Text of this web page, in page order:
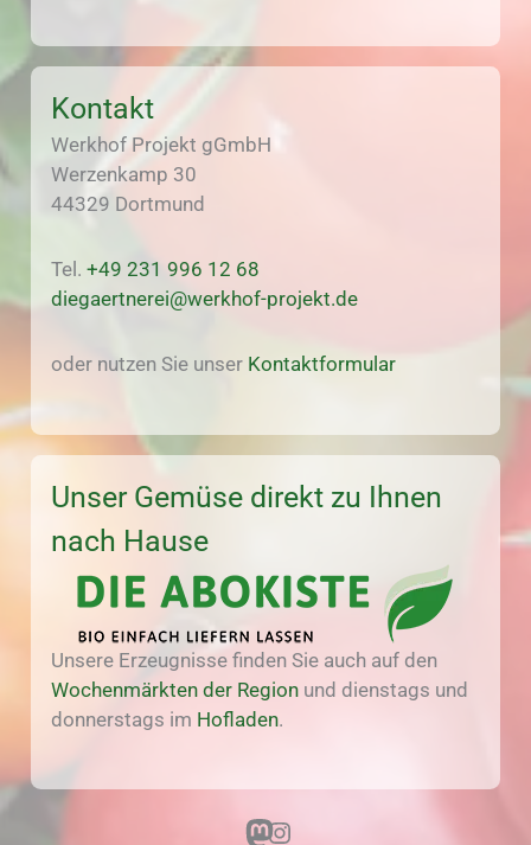
Kontakt
Werkhof Projekt gGmbH
Werzenkamp 30
44329 Dortmund
Tel.+49 231 996 12 68
diegaertnerei@werkhof-projekt.de
oder nutzen Sie unser Kontaktformular
Unser Gemüse direkt zu Ihnen
nach Hause
Unsere Erzeugnisse finden Sie auch auf den
Wochenmärkten der Region und dienstags und
donnerstags im Hofladen.
MastodonInstagram